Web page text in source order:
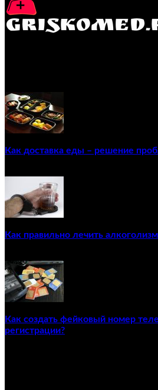
Как доставка еды – решение
Как правильно лечить
Как создать фейковый номер
регистрации?